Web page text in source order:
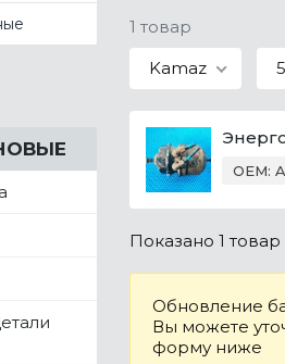
1 товар
Kamaz
OEM:
Показано 1 товар
Обновление
Вы можете
форму ниже